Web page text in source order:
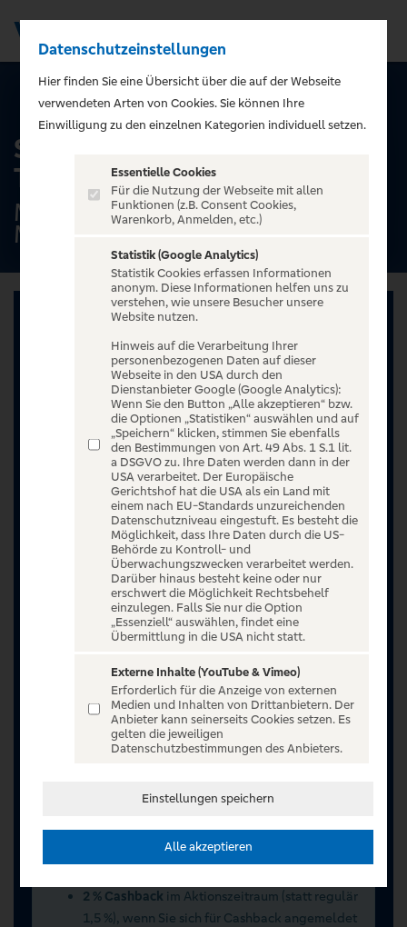
ALLE TERMINE
Santiano - Die große Arena
Tour 2026
Messe+Congress Centrum Halle
Münsterland, Münster
Jetzt anmelden oder registrieren
Unser Ticketangebot ist exklusiv Kunden der
Registrieren Sie sich jetzt auf VR Entertain.
Sommerwochen 2026 vom 15.07.2026 bis
15.09.2026
2 % Cashback im Aktionszeitraum (statt regulär
1,5 %), wenn Sie sich für Cashback angemeldet
Datenschutzeinstellungen
Hier finden Sie eine Übersicht über die auf der Webseite
verwendeten Arten von Cookies. Sie können Ihre
Einwilligung zu den einzelnen Kategorien individuell setzen.
Essentielle Cookies
Für die Nutzung der Webseite mit allen
Funktionen (z.B. Consent Cookies,
Warenkorb, Anmelden, etc.)
Statistik (Google Analytics)
Statistik Cookies erfassen Informationen
anonym. Diese Informationen helfen uns zu
verstehen, wie unsere Besucher unsere
Website nutzen.
Hinweis auf die Verarbeitung Ihrer
personenbezogenen Daten auf dieser
Webseite in den USA durch den
Dienstanbieter Google (Google Analytics):
Wenn Sie den Button „Alle akzeptieren“ bzw.
die Optionen „Statistiken“ auswählen und auf
„Speichern“ klicken, stimmen Sie ebenfalls
den Bestimmungen von Art. 49 Abs. 1 S.1 lit.
a DSGVO zu. Ihre Daten werden dann in der
USA verarbeitet. Der Europäische
Gerichtshof hat die USA als ein Land mit
einem nach EU-Standards unzureichenden
Datenschutzniveau eingestuft. Es besteht die
Möglichkeit, dass Ihre Daten durch die US-
Behörde zu Kontroll- und
Überwachungszwecken verarbeitet werden.
Darüber hinaus besteht keine oder nur
erschwert die Möglichkeit Rechtsbehelf
einzulegen. Falls Sie nur die Option
„Essenziell“ auswählen, findet eine
Übermittlung in die USA nicht statt.
Externe Inhalte (YouTube & Vimeo)
Erforderlich für die Anzeige von externen
Medien und Inhalten von Drittanbietern. Der
Anbieter kann seinerseits Cookies setzen. Es
gelten die jeweiligen
Datenschutzbestimmungen des Anbieters.
Einstellungen speichern
Alle akzeptieren